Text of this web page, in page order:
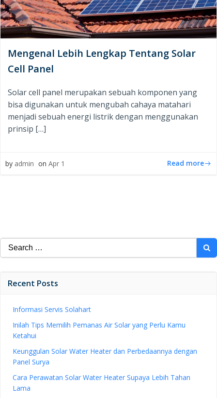
Mengenal Lebih Lengkap Tentang Solar
Cell Panel
Solar cell panel merupakan sebuah komponen yang
bisa digunakan untuk mengubah cahaya matahari
menjadi sebuah energi listrik dengan menggunakan
prinsip […]
by admin on Apr 1 Read more
Search
for:
Recent Posts
Informasi Servis Solahart
Inilah Tips Memilih Pemanas Air Solar yang Perlu Kamu
Ketahui
Keunggulan Solar Water Heater dan Perbedaannya dengan
Panel Surya
Cara Perawatan Solar Water Heater Supaya Lebih Tahan
Lama